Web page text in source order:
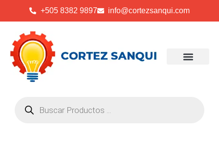
+505 8382 9897 info@cortezsanqui.com